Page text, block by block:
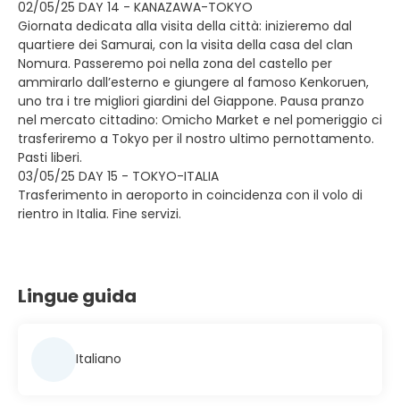
02/05/25 DAY 14 - KANAZAWA-TOKYO
Giornata dedicata alla visita della città: inizieremo dal
quartiere dei Samurai, con la visita della casa del clan
Nomura. Passeremo poi nella zona del castello per
ammirarlo dall’esterno e giungere al famoso Kenkoruen,
uno tra i tre migliori giardini del Giappone. Pausa pranzo
nel mercato cittadino: Omicho Market e nel pomeriggio ci
trasferiremo a Tokyo per il nostro ultimo pernottamento.
Pasti liberi.
03/05/25 DAY 15 - TOKYO-ITALIA
Trasferimento in aeroporto in coincidenza con il volo di
rientro in Italia. Fine servizi.
Lingue guida
Italiano